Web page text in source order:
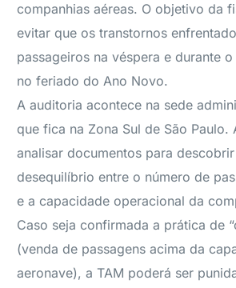
companhias aéreas. O objetivo da
evitar que os transtornos
passageiros na véspera e durante
no feriado do Ano Novo.
A auditoria acontece na sede
que fica na Zona Sul de São Paulo.
analisar documentos para
desequilíbrio entre o número de
e a capacidade operacional da
Caso seja confirmada a prática de
(venda de passagens acima da
aeronave), a TAM poderá ser